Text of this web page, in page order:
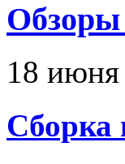
18 июня
Сборка